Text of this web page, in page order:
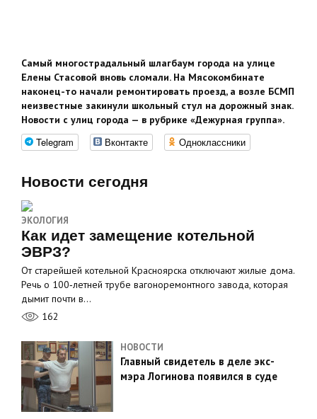
Самый многострадальный шлагбаум города на улице
Елены Стасовой вновь сломали. На Мясокомбинате
наконец-то начали ремонтировать проезд, а возле БСМП
неизвестные закинули школьный стул на дорожный знак.
Новости с улиц города — в рубрике «Дежурная группа».
Telegram Вконтакте Одноклассники
Новости сегодня
ЭКОЛОГИЯ
Как идет замещение котельной
ЭВРЗ?
От старейшей котельной Красноярска отключают жилые дома.
Речь о 100‑летней трубе вагоноремонтного завода, которая
дымит почти в…
162
НОВОСТИ
Главный свидетель в деле экс-
мэра Логинова появился в суде